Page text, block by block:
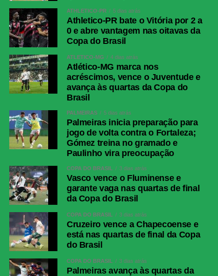
ATHLETICO-PR 5 dias atrás
Athletico-PR bate o Vitória por 2 a
0 e abre vantagem nas oitavas da
Copa do Brasil
ATLÉTICO-MG 4 dias atrás
Atlético-MG marca nos
acréscimos, vence o Juventude e
avança às quartas da Copa do
Brasil
PALMEIRAS 5 dias atrás
Palmeiras inicia preparação para
jogo de volta contra o Fortaleza;
Gómez treina no gramado e
Paulinho vira preocupação
COPA DO BRASIL 3 dias atrás
Vasco vence o Fluminense e
garante vaga nas quartas de final
da Copa do Brasil
COPA DO BRASIL 3 dias atrás
Cruzeiro vence a Chapecoense e
está nas quartas de final da Copa
do Brasil
COPA DO BRASIL 3 dias atrás
Palmeiras avança às quartas da